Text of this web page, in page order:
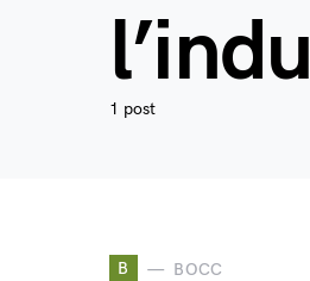
1 post
B BOCC